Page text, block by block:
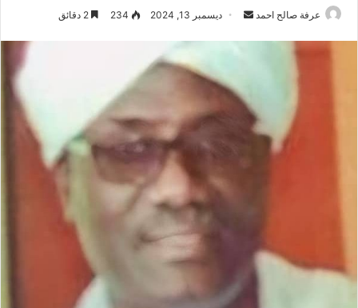
عرفة صالح احمد
ب
ديسمبر 13, 2024 234